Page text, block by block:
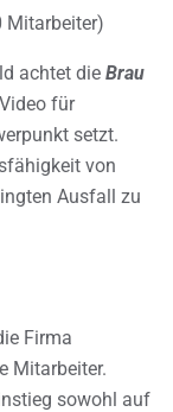
Mitarbeiter)
achtet die Brau
für
setzt.
von
Ausfall zu
Firma
Mitarbeiter.
sowohl auf